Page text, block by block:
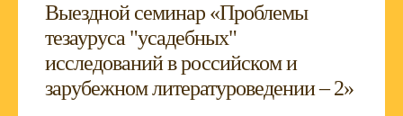
Выездной семинар «Проблемы
тезауруса "усадебных"
исследований в российском и
зарубежном литературоведении – 2»